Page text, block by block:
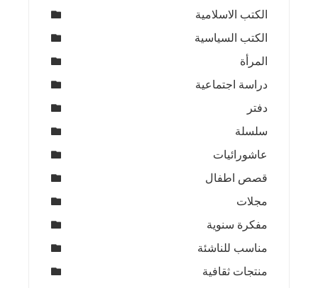
الكتب الاسلامية
الكتب السياسية
المرأة
دراسة اجتماعية
دفتر
سلسلة
عاشورائيات
قصص اطفال
مجلات
مفكرة سنوية
مناسب للناشئة
منتجات ثقافية